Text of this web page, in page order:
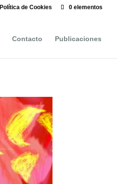
Política de Cookies 0 elementos
Contacto Publicaciones